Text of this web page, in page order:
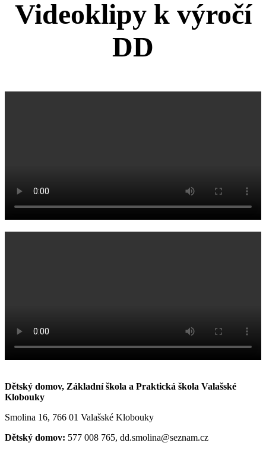
Videoklipy k výročí
DD
Dětský domov, Základní škola a Praktická škola Valašské
Klobouky
Smolina 16, 766 01 Valašské Klobouky
Dětský domov: 577 008 765, dd.smolina@seznam.cz